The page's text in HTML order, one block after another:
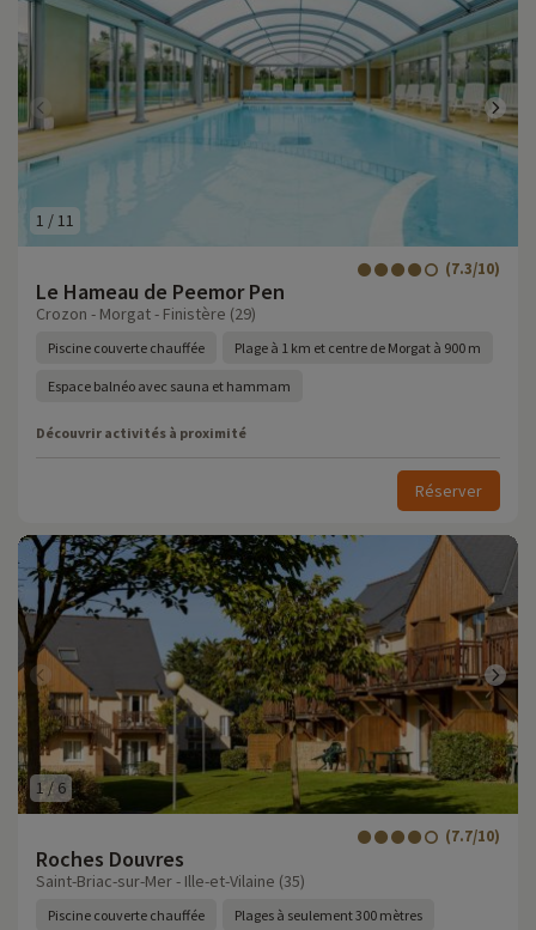
1 / 11
Le Hameau de Peemor Pen
(7.3/10)
Crozon - Morgat - Finistère (29)
Piscine couverte chauffée Plage à 1 km et centre de Morgat à 900 m
Espace balnéo avec sauna et hammam
Découvrir activités à proximité
Réserver
1/ 6
Roches Douvres
(7.7/10)
Saint-Briac-sur-Mer - Ille-et-Vilaine (35)
Piscine couverte chauffée Plages à seulement 300 mètres